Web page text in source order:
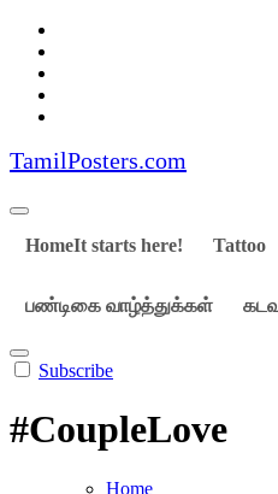
Skip
content
TamilPosters.com
HomeIt starts here! Tattoo
பண்டிகை வாழ்த்துக்கள்
Subscribe
#CoupleLove
Home